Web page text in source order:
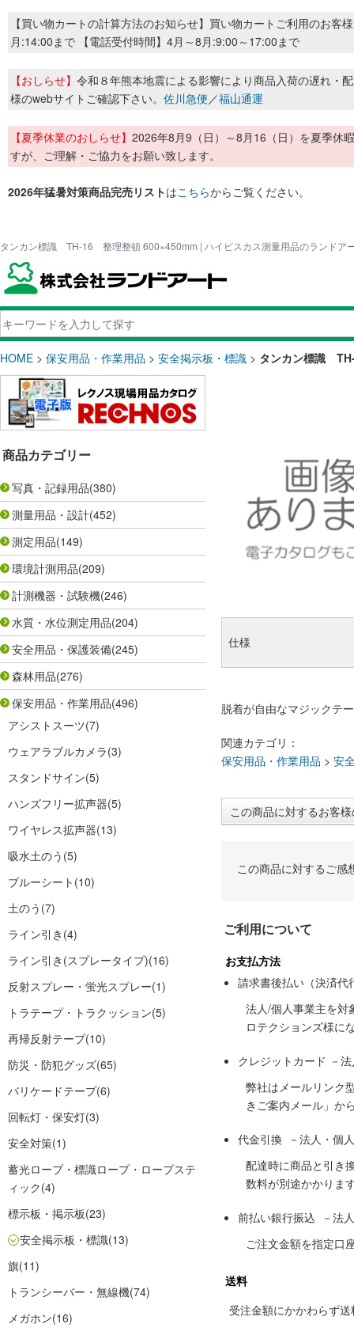
【買い物カートの計算方法のお知らせ】買い物カートご利用のお客
月:14:00まで 【電話受付時間】4月～8月:9:00～17:00まで
【おしらせ】 令和８年熊本地震による影響により商品入荷の遅れ・
様のwebサイトご確認下さい。 佐川急便／福山通運
【夏季休業のおしらせ】 2026年8月9（日）～8月16（日）を夏季休
すが、ご理解・ご協力をお願い致します。
2026年猛暑対策商品完売リストはこちらからご覧ください。
タンカン標識 TH-16 整理整頓 600×450mm | ハイビスカス測量用品のランドア
HOME > 保安用品・作業用品 > 安全掲示板・標識 > タンカン標識
商品カテゴリー
写真・記録用品(380)
測量用品・設計(452)
測定用品(149)
環境計測用品(209)
計測機器・試験機(246)
水質・水位測定用品(204)
安全用品・保護装備(245)
森林用品(276)
保安用品・作業用品(496)
アシストスーツ(7)
ウェアラブルカメラ(3)
スタンドサイン(5)
ハンズフリー拡声器(5)
ワイヤレス拡声器(13)
吸水土のう (5)
ブルーシート (10)
土のう (7)
ライン引き (4)
ライン引き(スプレータイプ)(16)
反射スプレー・蛍光スプレー(1)
トラテープ・トラクッション(5)
再帰反射テープ(10)
防災・防犯グッズ(65)
バリケードテープ(6)
回転灯・保安灯(3)
安全対策(1)
蓄光ロープ・標識ロープ・ロープステ
ィック(4)
標示板・掲示板(23)
安全掲示板・標識(13)
旗(11)
トランシーバー・無線機(74)
メガホン(16)
仕様
脱着が自由なマジックテ
関連カテゴリ：
保安用品・作業用品 > 安
この商品に対するお客
この商品に対するご感
ご利用について
お支払方法
請求書後払い（決済代
法人/個人事業主を対
ロテクションズ様に
クレジットカード －
弊社はメールリンク
きご案内メール」か
代金引換 －法人・個
配達時に商品と引き
数料が別途かかりま
前払い銀行振込 －法
ご注文金額を指定口
送料
受注金額にかかわらず